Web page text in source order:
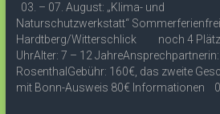
03. – 07. August: „Klima- und
Naturschutzwerkstatt“
Hardtberg/Witterschlick noch 4
UhrAlter: 7 – 12
RosenthalGebühr: 160€, das zweite
mit Bonn-Ausweis 80€ Informationen